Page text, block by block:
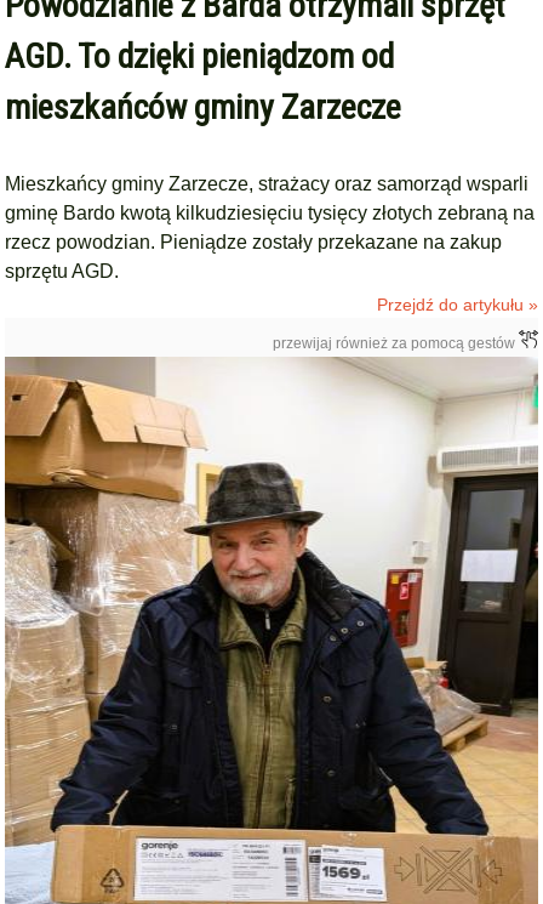
AGD. To dzięki pieniądzom od
mieszkańców gminy Zarzecze
Mieszkańcy gminy Zarzecze, strażacy oraz samorząd wsparli
gminę Bardo kwotą kilkudziesięciu tysięcy złotych zebraną na
rzecz powodzian. Pieniądze zostały przekazane na zakup
sprzętu AGD.
Przejdź do artykułu »
przewijaj również za pomocą gestów